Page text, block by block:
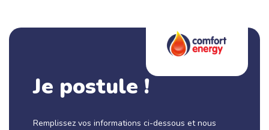
Je postule !
Remplissez vos informations ci-dessous et nous